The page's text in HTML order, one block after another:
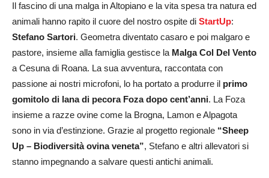
Il fascino di una malga in Altopiano e la vita spesa tra natura ed
animali hanno rapito il cuore del nostro ospite di StartUp:
Stefano Sartori. Geometra diventato casaro e poi malgaro e
pastore, insieme alla famiglia gestisce la Malga Col Del Vento
a Cesuna di Roana. La sua avventura, raccontata con
passione ai nostri microfoni, lo ha portato a produrre il primo
gomitolo di lana di pecora Foza dopo cent’anni. La Foza
insieme a razze ovine come la Brogna, Lamon e Alpagota
sono in via d’estinzione. Grazie al progetto regionale “Sheep
Up – Biodiversità ovina veneta”, Stefano e altri allevatori si
stanno impegnando a salvare questi antichi animali.